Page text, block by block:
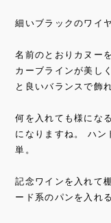
細いブラックのワイ
名前のとおりカヌー
カーブラインが美し
と良いバランスで飾
何を入れても様にな
になりますね。 ハン
単。
記念ワインを入れて
ード系のパンを入れ